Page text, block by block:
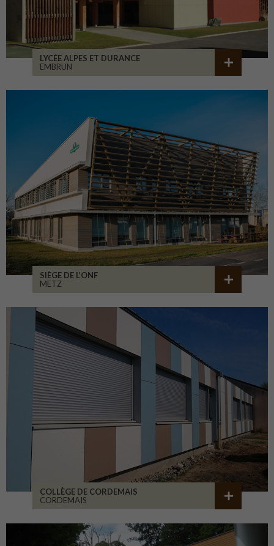
LYCÉE ALPES ET DURANCE
EMBRUN
SIÈGE DE L’ONF
METZ
COLLÈGE DE CORDEMAIS
CORDEMAIS